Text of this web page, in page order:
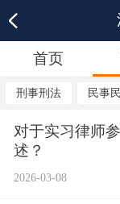
首页
刑事刑法 民事
对于实习律师
述？
2026-03-08